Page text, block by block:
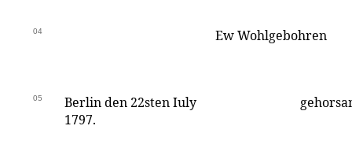
04 Ew Wohlgebohren
05
Berlin den 22sten Iuly
1797.